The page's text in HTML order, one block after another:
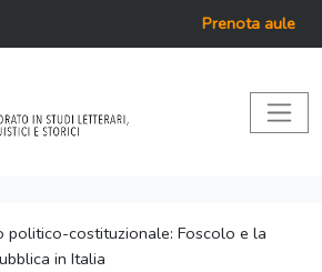
Prenota aule
politico-costituzionale: Foscolo e la
in Italia